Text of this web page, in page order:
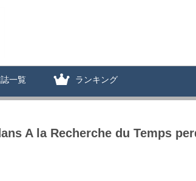
一覧 ランキング
A la Recherche du Temps